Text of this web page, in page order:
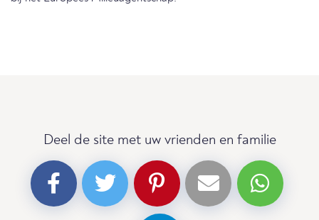
Deel de site met uw vrienden en familie